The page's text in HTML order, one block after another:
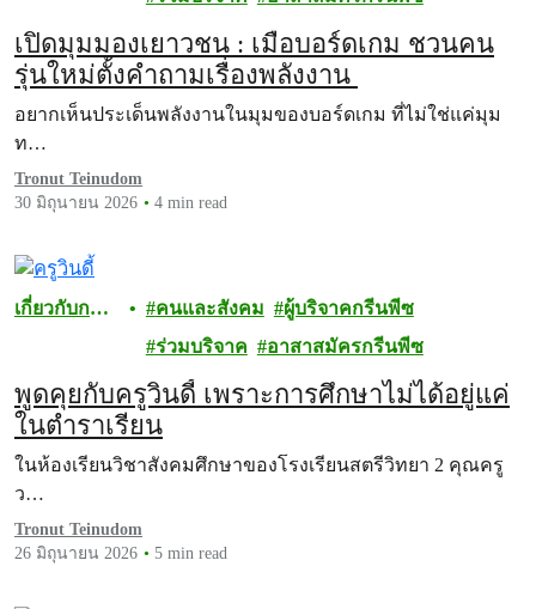
เปิดมุมมองเยาวชน : เมื่อบอร์ดเกม ชวนคน
รุ่นใหม่ตั้งคำถามเรื่องพลังงาน
อยากเห็นประเด็นพลังงานในมุมของบอร์ดเกม ที่ไม่ใช่แค่มุม
ท…
Tronut Teinudom
30 มิถุนายน 2026
4 min read
เกี่ยวกับการ
คนและสังคม
ผู้บริจาคกรีนพีซ
ร่วมบริจาค
อาสาสมัครกรีนพีซ
พูดคุยกับครูวินดี้ เพราะการศึกษาไม่ได้อยู่แค่
ในตำราเรียน
ในห้องเรียนวิชาสังคมศึกษาของโรงเรียนสตรีวิทยา 2 คุณครู
ว…
Tronut Teinudom
26 มิถุนายน 2026
5 min read